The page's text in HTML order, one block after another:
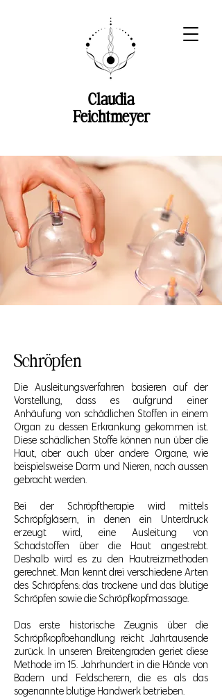
Claudia
Feichtmeyer
Schröpfen
Die Ausleitungsverfahren basieren auf der
Vorstellung, dass es aufgrund einer
Anhäufung von schädlichen Stoffen in einem
Organ zu dessen Erkrankung gekommen ist.
Diese schädlichen Stoffe können nun über die
Haut, aber auch über andere Organe, wie
beispielsweise Darm und Nieren, nach aussen
gebracht werden.
Bei der Schröpftherapie wird mittels
Schröpfgläsern, in denen ein Unterdruck
erzeugt wird, eine Ausleitung von
Schadstoffen über die Haut angestrebt.
Deshalb wird es zu den Hautreizmethoden
gerechnet. Man kennt drei verschiedene Arten
des Schröpfens: das trockene und das blutige
Schröpfen sowie die Schröpfkopfmassage.
Das erste historische Zeugnis über die
Schröpfkopfbehandlung reicht Jahrtausende
zurück. In unseren Breitengraden geriet diese
Methode im 15. Jahrhundert in die Hände von
Badern und Feldscherern, die es als das
sogenannte blutige Handwerk betrieben.